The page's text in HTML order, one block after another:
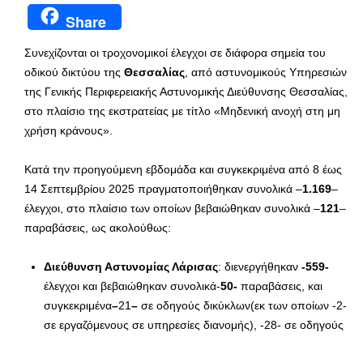
Share
Συνεχίζονται οι τροχονομικοί έλεγχοι σε διάφορα σημεία του
οδικού δικτύου της Θεσσαλίας , από αστυνομικούς Υπηρεσιών
της Γενικής Περιφερειακής Αστυνομικής Διεύθυνσης Θεσσαλίας,
στο πλαίσιο της εκστρατείας με τίτλο «Μηδενική ανοχή στη μη
χρήση κράνους».
Κατά την προηγούμενη εβδομάδα και συγκεκριμένα από 8 έως
14 Σεπτεμβρίου 2025 πραγματοποιήθηκαν συνολικά –1.169–
έλεγχοι, στο πλαίσιο των οποίων βεβαιώθηκαν συνολικά –121–
παραβάσεις, ως ακολούθως:
Διεύθυνση Αστυνομίας Λάρισας: διενεργήθηκαν -559-
έλεγχοι και βεβαιώθηκαν συνολικά-50- παραβάσεις, και
συγκεκριμένα–21– σε οδηγούς δικύκλων(εκ των οποίων -2-
σε εργαζόμενους σε υπηρεσίες διανομής), -28- σε οδηγούς